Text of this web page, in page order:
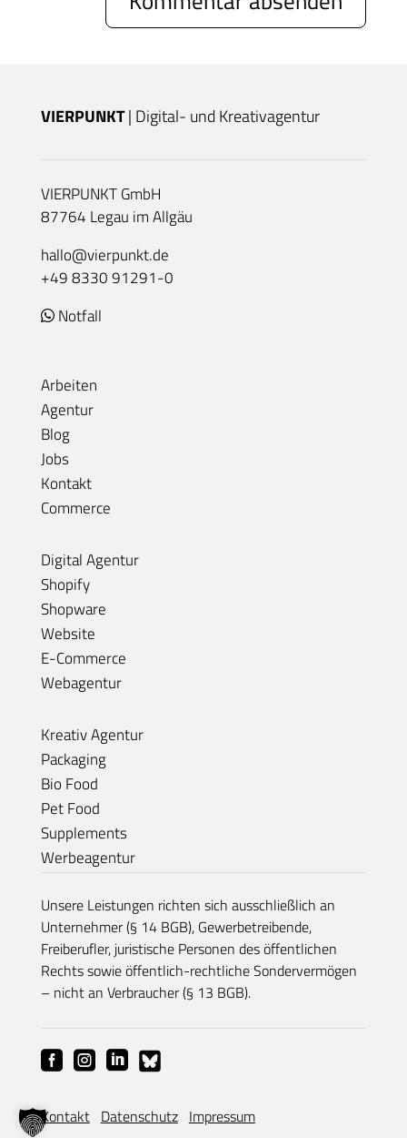
VIERPUNKT| Digital- und Kreativagentur
VIERPUNKT GmbH
87764 Legau im Allgäu
hallo@vierpunkt.de
+49 8330 91291-0
Notfall
Arbeiten
Agentur
Blog
Jobs
Kontakt
Commerce
Digital Agentur
Shopify
Shopware
Website
E-Commerce
Webagentur
Kreativ Agentur
Packaging
Bio Food
Pet Food
Supplements
Werbeagentur
Unsere Leistungen richten sich ausschließlich an
Unternehmer (§ 14 BGB), Gewerbetreibende,
Freiberufler, juristische Personen des öffentlichen
Rechts sowie öffentlich-rechtliche Sondervermögen
– nicht an Verbraucher (§ 13 BGB).
Kontakt Datenschutz Impressum